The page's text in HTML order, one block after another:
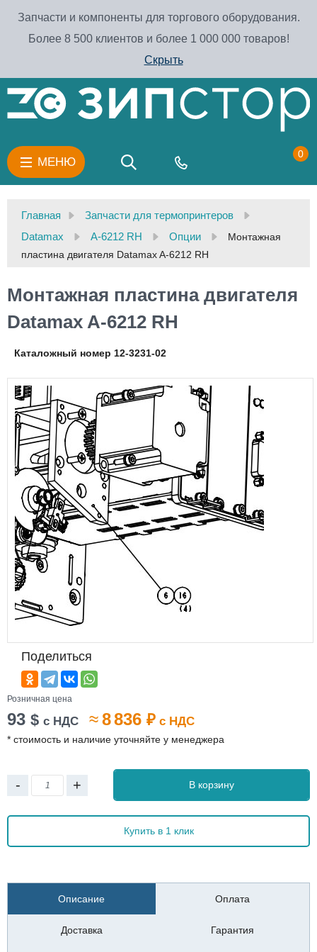
Запчасти и компоненты для торгового оборудования.
Более 8 500 клиентов и более 1 000 000 товаров!
Скрыть
МЕНЮ
0
Главная
Запчасти для термопринтеров
Datamax
A-6212 RH Опции
Монтажная
пластина двигателя Datamax A-6212 RH
Монтажная пластина двигателя
Datamax A-6212 RH
Каталожный номер 12-3231-02
Поделиться
Розничная цена
93 $ с НДС ≈8 836 ₽ с НДС
* стоимость и наличие уточняйте у менеджера
- + В корзину
Купить в 1 клик
Описание Оплата
Доставка Гарантия